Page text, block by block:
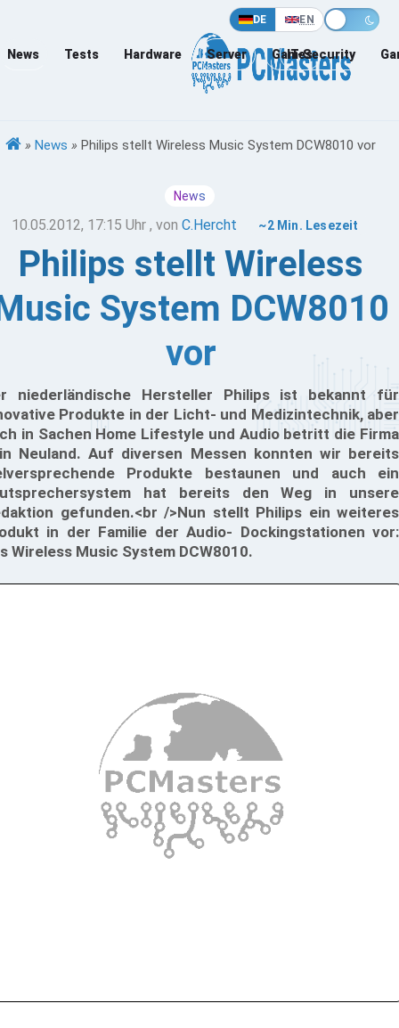
DE EN
News Tests Hardware Server Games
IT-Security
» News » Philips stellt Wireless Music System DCW8010 vor
News
10.05.2012, 17:15 Uhr , vonC.Hercht ~2 Min. Lesezeit
Philips stellt Wireless
System DCW8010
vor
niederländische Hersteller Philips ist bekannt für
Produkte in der Licht- und Medizintechnik, aber
in Sachen Home Lifestyle und Audio betritt die Firma
Neuland. Auf diversen Messen konnten wir bereits
Produkte bestaunen und auch ein
hat bereits den Weg in unsere
gefunden.<br />Nun stellt Philips ein weiteres
in der Familie der Audio- Dockingstationen vor:
Wireless Music System DCW8010.